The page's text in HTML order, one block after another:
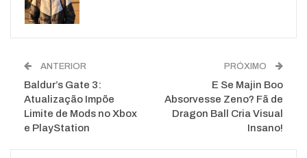
ANTERIOR
Baldur’s Gate 3:
Atualização Impõe
Limite de Mods no Xbox
e PlayStation
PRÓXIMO
E Se Majin Boo
Absorvesse Zeno? Fã de
Dragon Ball Cria Visual
Insano!